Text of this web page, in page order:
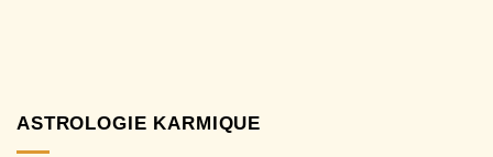
ASTROLOGIE KARMIQUE